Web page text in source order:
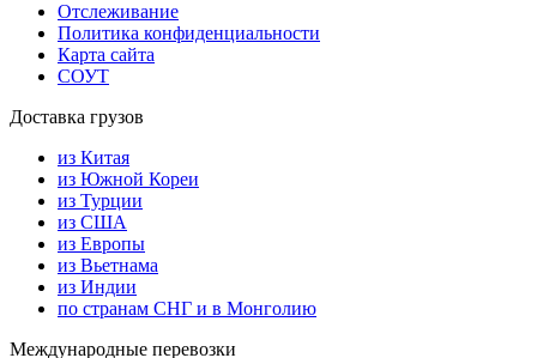
Отслеживание
Политика конфиденциальности
Карта сайта
СОУТ
Доставка грузов
из Китая
из Южной Кореи
из Турции
из США
из Европы
из Вьетнама
из Индии
по странам СНГ и в Монголию
Международные перевозки